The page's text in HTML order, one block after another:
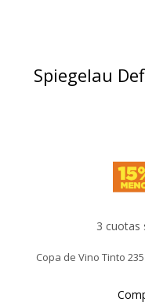
Spiegelau
3 cuotas
Copa de Vino Tinto